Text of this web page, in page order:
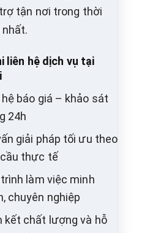
tận nơi trong thời
liên hệ dịch vụ tại
hệ báo giá – khảo sát
24h
giải pháp tối ưu theo
thực tế
làm việc minh
chuyên nghiệp
kết chất lượng và hỗ